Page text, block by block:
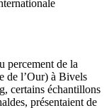
percement de la
de l’Our) à Bivels
certains échantillons
présentaient de